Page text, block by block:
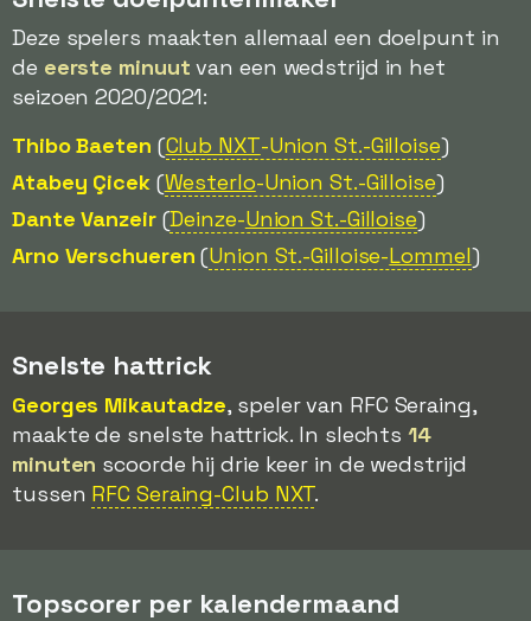
Deze spelers maakten allemaal een doelpunt in
de eerste minuut van een wedstrijd in het
seizoen 2020/2021:
Thibo Baeten (Club NXT-Union St.-Gilloise)
Atabey Çicek(Westerlo-Union St.-Gilloise)
Dante Vanzeir(Deinze-Union St.-Gilloise)
Arno Verschueren (Union St.-Gilloise-Lommel)
Snelste hattrick
Georges Mikautadze, speler van RFC Seraing,
maakte de snelste hattrick. In slechts14
minuten scoorde hij drie keer in de wedstrijd
tussen RFC Seraing-Club NXT.
Topscorer per kalendermaand